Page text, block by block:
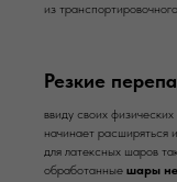
из
Резкие
ввиду своих
начинает расширяться и
для латексных шаров
обработанные шары